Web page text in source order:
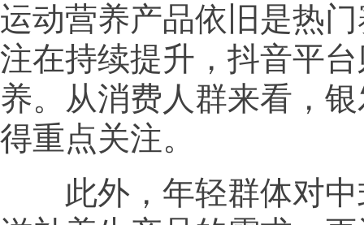
运动营养产品依旧是热
注在持续提升，抖音平
养。从消费人群来看，
得重点关注。
此外，年轻群体对中